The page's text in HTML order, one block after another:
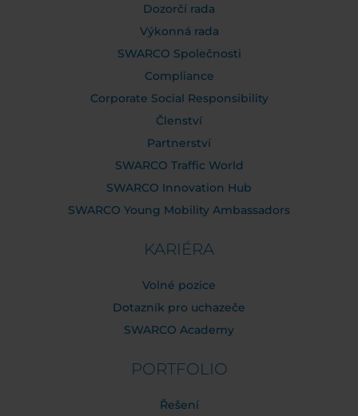
Dozorčí rada
Výkonná rada
SWARCO Společnosti
Compliance
Corporate Social Responsibility
Členství
Partnerství
SWARCO Traffic World
SWARCO Innovation Hub
SWARCO Young Mobility Ambassadors
KARIÉRA
Volné pozice
Dotazník pro uchazeče
SWARCO Academy
PORTFOLIO
Řešení